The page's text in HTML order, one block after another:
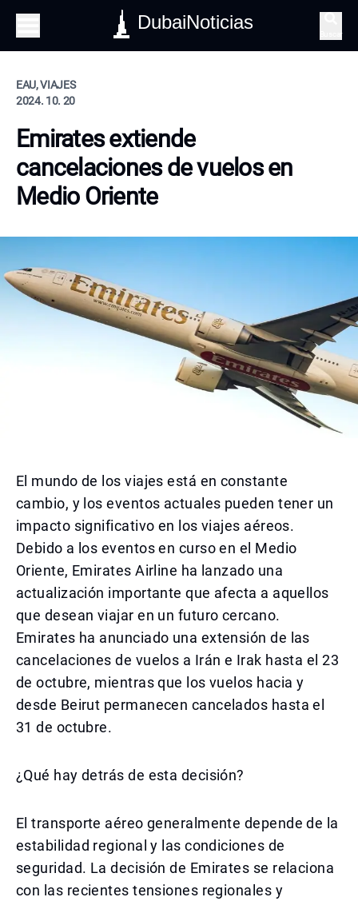
DubaiNoticias
EAU, VIAJES
2024. 10. 20
Emirates extiende
cancelaciones de vuelos en
Medio Oriente
El mundo de los viajes está en constante
cambio, y los eventos actuales pueden tener un
impacto significativo en los viajes aéreos.
Debido a los eventos en curso en el Medio
Oriente, Emirates Airline ha lanzado una
actualización importante que afecta a aquellos
que desean viajar en un futuro cercano.
Emirates ha anunciado una extensión de las
cancelaciones de vuelos a Irán e Irak hasta el 23
de octubre, mientras que los vuelos hacia y
desde Beirut permanecen cancelados hasta el
31 de octubre.
¿Qué hay detrás de esta decisión?
El transporte aéreo generalmente depende de la
estabilidad regional y las condiciones de
seguridad. La decisión de Emirates se relaciona
con las recientes tensiones regionales y